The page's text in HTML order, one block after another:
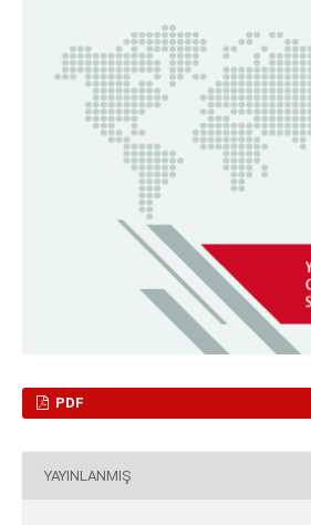
PDF
YAYINLANMIŞ